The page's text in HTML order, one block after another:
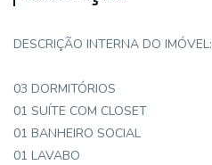
DESCRIÇÃO INTERNA DO IMÓVEL:
03 DORMITÓRIOS
01 SUÍTE COM CLOSET
01 BANHEIRO SOCIAL
01 LAVABO